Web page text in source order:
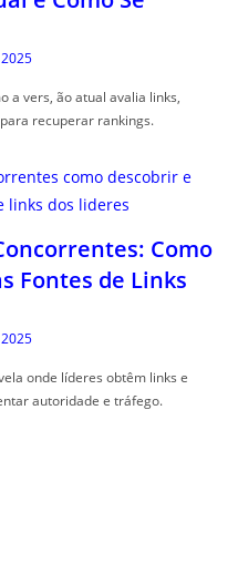
a vers, ão atual avalia links,
recuperar rankings.
Como
Fontes de Links
onde líderes obtêm links e
autoridade e tráfego.